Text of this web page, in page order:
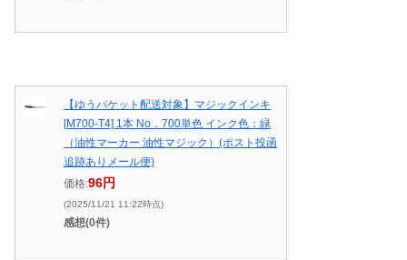
【ゆうパケット配送対象】マジックインキ
[M700-T4] 1本 No．700単色 インク色：緑
（油性マーカー 油性マジック）(ポスト投函
追跡ありメール便)
価格:96円
(2025/11/21 11:22時点)
感想(0件)